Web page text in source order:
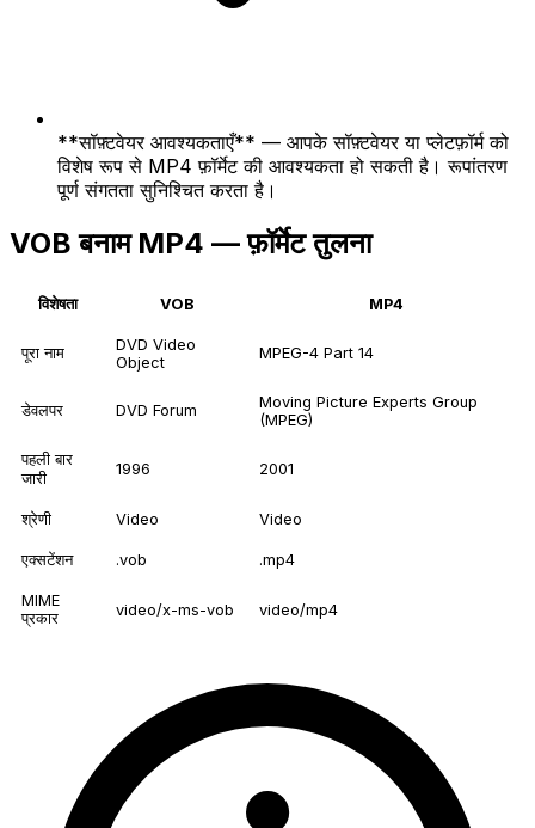
**सॉफ़्टवेयर आवश्यकताएँ** — आपके सॉफ़्टवेयर या प्लेटफ़ॉर्म को
विशेष रूप से MP4 फ़ॉर्मेट की आवश्यकता हो सकती है। रूपांतरण
पूर्ण संगतता सुनिश्चित करता है।
VOB बनाम MP4 — फ़ॉर्मेट तुलना
विशेषता VOB MP4
पूरा नाम
DVD Video
Object
MPEG-4 Part 14
डेवलपर DVD Forum
Moving Picture Experts Group
(MPEG)
पहली बार
जारी
1996 2001
श्रेणी Video Video
एक्सटेंशन .vob .mp4
MIME
प्रकार
video/x-ms-vob video/mp4